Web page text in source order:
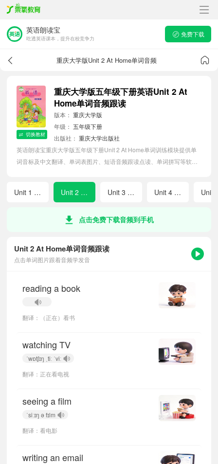
英语朗读宝
吃透英语课本，提升在校竞争力
免费下载
重庆大学版Unit 2 At Home单词音频
切换教材
重庆大学版五年级下册英语Unit 2 At
Home单词音频跟读
版本： 重庆大学版
年级： 五年级下册
出版社： 重庆大学出版社
英语朗读宝重庆大学版五年级下册Unit 2 At Home单词训练模块提供单
词音标及中文翻译、单词表图片、短语音频跟读点读、单词拼写等软件
听写记忆能力。
Unit 1 Good Helpers Unit 2 At Home Unit 3 Seasons of a Year Unit 4 Our School
点击免费下载音频到手机
Unit 2 At Home单词音频跟读
点击单词图片跟着音频学发音
reading a book
翻译：（正在）看书
watching TV
ˈwɒtʃɪŋ ˌtiː ˈviː
翻译：正在看电视
seeing a film
ˈsiːɪŋ ə fɪlm
翻译：看电影
writing an email